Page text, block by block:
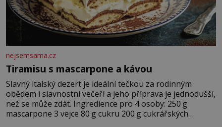
nejsemsama.cz
Tiramisu s mascarpone a kávou
Slavný italský dezert je ideální tečkou za rodinným
obědem i slavnostní večeří a jeho příprava je jednodušší,
než se může zdát. Ingredience pro 4 osoby: 250 g
mascarpone 3 vejce 80 g cukru 200 g cukrářských